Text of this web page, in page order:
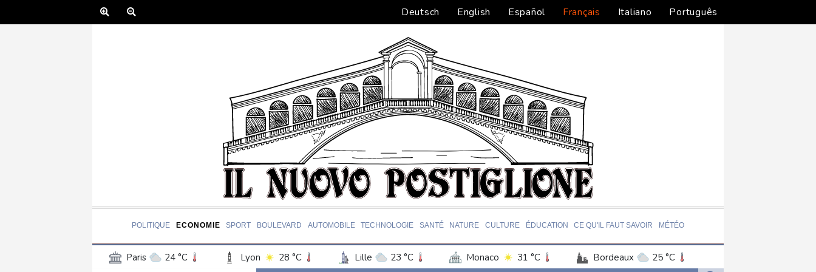
Deutsch English Español Français Italiano Português
POLITIQUE ECONOMIE SPORT BOULEVARD AUTOMOBILE TECHNOLOGIE SANTÉ NATURE CULTURE ÉDUCATION CE QU'IL FAUT SAVOIR MÉTÉO
Paris 24 °C Lyon 28 °C Lille 23 °C Monaco 31 °C Bordeaux
25 °C